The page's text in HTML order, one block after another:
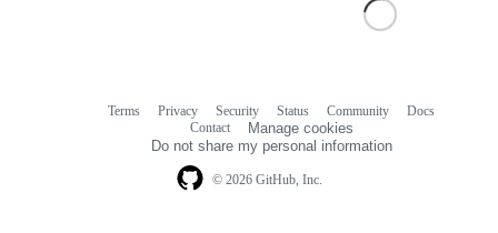
© 2026 GitHub, Inc.
Terms Privacy Security Status Community
Docs
Contact
Manage cookies
Do not share my personal information